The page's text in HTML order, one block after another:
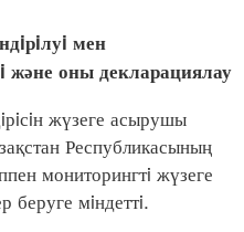
мен
оны декларациялау
жүзеге асырушы
Республикасының
мониторингтi жүзеге
беруге мiндеттi.